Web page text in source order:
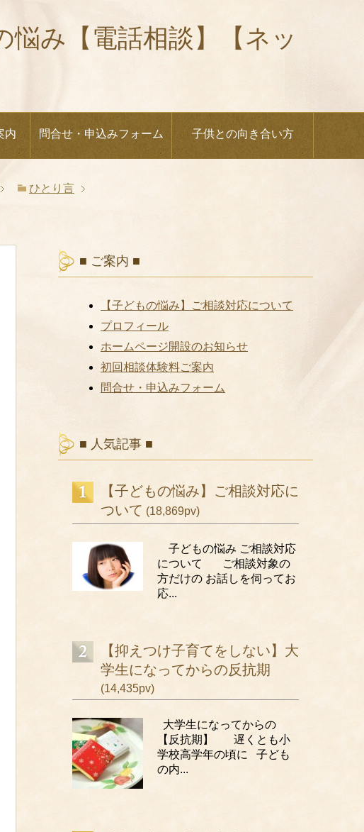
悩み【電話相談】【ネッ
内 問合せ・申込みフォーム 子供との向き合い方
ひとり言
■ ご案内 ■
【子どもの悩み】ご相談対応について
プロフィール
ホームページ開設のお知らせ
初回相談体験料ご案内
問合せ・申込みフォーム
■ 人気記事 ■
【子どもの悩み】ご相談対応に
ついて (18,869pv)
子どもの悩み ご相談対応
について ご相談対象の
方だけの お話しを伺ってお
応...
【抑えつけ子育てをしない】大
学生になってからの反抗期
(14,435pv)
大学生になってからの
【反抗期】 遅くとも小
学校高学年の頃に 子ども
の内...